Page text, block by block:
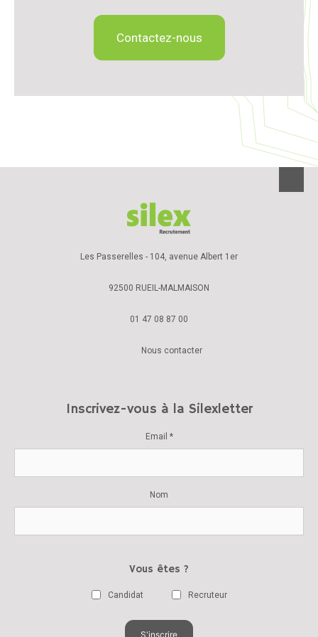
Contactez-nous
Les Passerelles - 104, avenue Albert 1er
92500 RUEIL-MALMAISON
01 47 08 87 00
Nous contacter
Inscrivez-vous à la Silexletter
Email *
Nom
Vous êtes ?
Candidat Recruteur